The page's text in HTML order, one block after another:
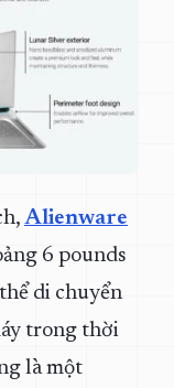
Alienware
6 pounds
di chuyển
trong thời
là một